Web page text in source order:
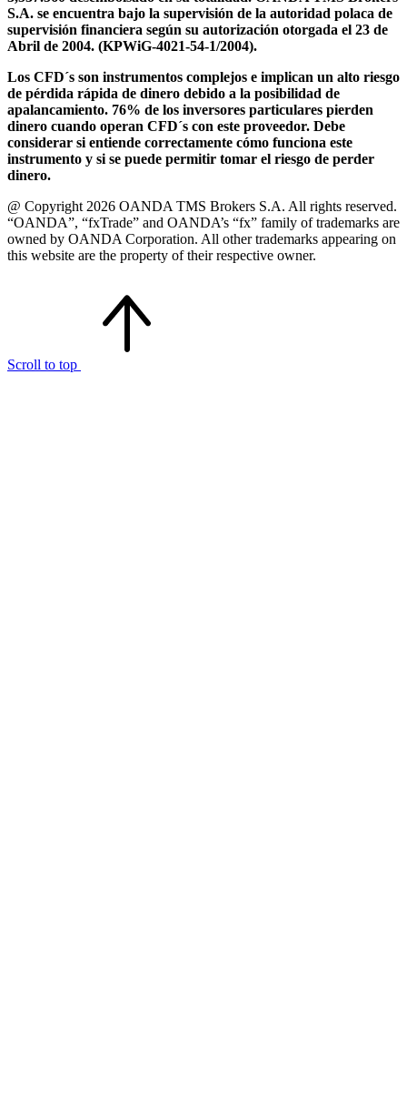
S.A. se encuentra bajo la supervisión de la autoridad polaca de
supervisión financiera según su autorización otorgada el 23 de
Abril de 2004. (KPWiG-4021-54-1/2004).
Los CFD´s son instrumentos complejos e implican un alto riesgo
de pérdida rápida de dinero debido a la posibilidad de
apalancamiento. 76% de los inversores particulares pierden
dinero cuando operan CFD´s con este proveedor. Debe
considerar si entiende correctamente cómo funciona este
instrumento y si se puede permitir tomar el riesgo de perder
dinero.
@ Copyright 2026 OANDA TMS Brokers S.A. All rights reserved.
“OANDA”, “fxTrade” and OANDA’s “fx” family of trademarks are
owned by OANDA Corporation. All other trademarks appearing on
this website are the property of their respective owner.
Scroll to top